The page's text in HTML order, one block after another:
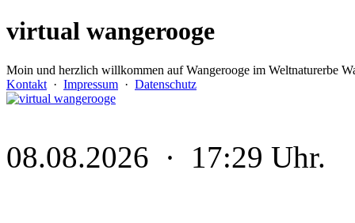
virtual wangerooge
Moin und herzlich willkommen auf Wangerooge im Weltnaturerbe
Kontakt · Impressum · Datenschutz
08.08.2026 · 17:29 Uhr.